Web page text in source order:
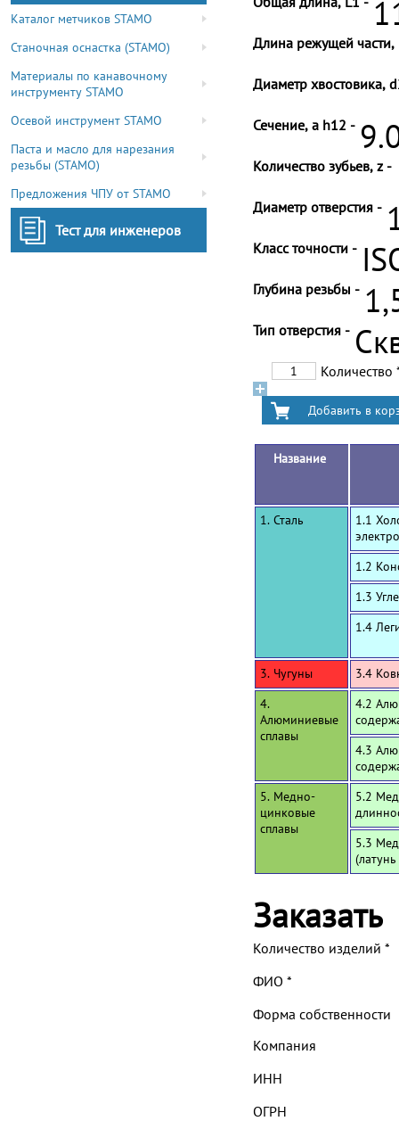
Каталог метчиков STAMO
Станочная оснастка (STAMO)
Материалы по канавочному
инструменту STAMO
Осевой инструмент STAMO
Паста и масло для нарезания
резьбы (STAMO)
Предложения ЧПУ от STAMO
Тест для инженеров
Длина режущей части,
Диаметр хвостовика,
Сечение, a h12 -
Количество зубьев, z -
Диаметр отверстия -
Класс точности -
Глубина резьбы -
Тип отверстия -
Количество
Название
1. Сталь
1.1
1.2
1.3
1.4
3. Чугуны
3.4
4.
Алюминиевые
сплавы
4.2
4.3
5. Медно-
цинковые
сплавы
5.2
5.3
Заказать
Количество изделий *
ФИО *
Форма собственности
Компания
ИНН
ОГРН